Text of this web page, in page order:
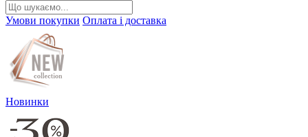
Умови покупки Оплата і доставка
Новинки